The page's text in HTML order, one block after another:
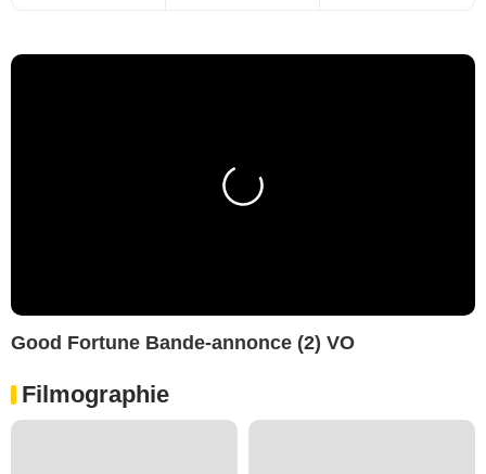
Good Fortune Bande-annonce (2) VO
Filmographie